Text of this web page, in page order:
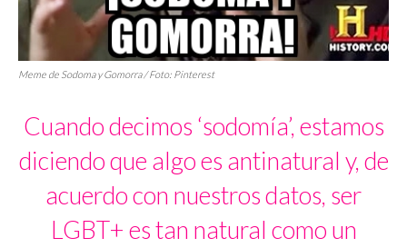
Meme de Sodoma y Gomorra / Foto: Pinterest
Cuando decimos ‘sodomía’, estamos
diciendo que algo es antinatural y, de
acuerdo con nuestros datos, ser
LGBT+ es tan natural como un